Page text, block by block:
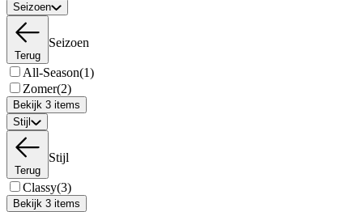
Seizoen
Terug
Seizoen
All-Season(1)
Zomer(2)
Bekijk 3 items
Stijl
Terug
Stijl
Classy(3)
Bekijk 3 items